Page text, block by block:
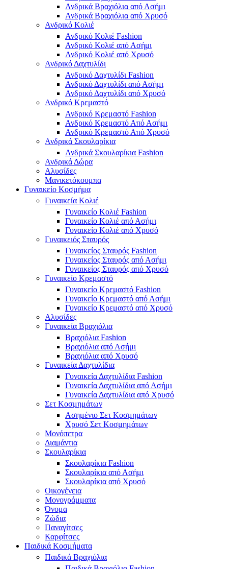
Ανδρικά Βραχιόλια από Ασήμι
Ανδρικά Βραχιόλια από Χρυσό
Ανδρικό Κολιέ
Ανδρικό Κολιέ Fashion
Ανδρικό Κολιέ από Ασήμι
Ανδρικό Κολιέ από Χρυσό
Ανδρικό Δαχτυλίδι
Ανδρικό Δαχτυλίδι Fashion
Ανδρικό Δαχτυλίδι από Ασήμι
Ανδρικό Δαχτυλίδι από Χρυσό
Ανδρικό Κρεμαστό
Ανδρικό Κρεμαστό Fashion
Ανδρικό Κρεμαστό Από Ασήμι
Ανδρικό Κρεμαστό Από Χρυσό
Ανδρικά Σκουλαρίκια
Ανδρικά Σκουλαρίκια Fashion
Ανδρικά Δώρα
Αλυσίδες
Μανικετόκουμπα
Γυναικείο Κοσμήμα
Γυναικεία Κολιέ
Γυναικείο Κολιέ Fashion
Γυναικείο Κολιέ από Ασήμι
Γυναικείο Κολιέ από Χρυσό
Γυναικειός Σταυρός
Γυναικείος Σταυρός Fashion
Γυναικείος Σταυρός από Ασήμι
Γυναικείος Σταυρός από Χρυσό
Γυναικείο Κρεμαστό
Γυναικείο Κρεμαστό Fashion
Γυναικείο Κρεμαστό από Ασήμι
Γυναικείο Κρεμαστό από Χρυσό
Αλυσίδες
Γυναικεία Βραχιόλια
Βραχιόλια Fashion
Βραχιόλια από Ασήμι
Βραχιόλια από Χρυσό
Γυναικεία Δαχτυλίδια
Γυναικεία Δαχτυλίδια Fashion
Γυναικεία Δαχτυλίδια από Ασήμι
Γυναικεία Δαχτυλίδια από Χρυσό
Σετ Κοσμημάτων
Ασημένιο Σετ Κοσμημάτων
Χρυσό Σετ Κοσμημάτων
Μονόπετρα
Διαμάντια
Σκουλαρίκια
Σκουλαρίκια Fashion
Σκουλαρίκια από Ασήμι
Σκουλαρίκια από Χρυσό
Οικογένεια
Μονογράμματα
Όνομα
Ζώδια
Παναγίτσες
Καρφίτσες
Παιδικά Κοσμήματα
Παιδικά Βραχιόλια